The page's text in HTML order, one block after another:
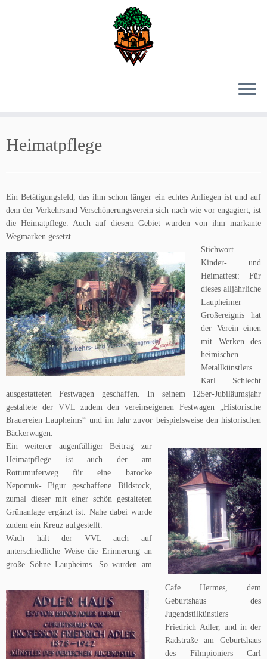
springen
Heimatpflege
Ein Betätigungsfeld, das ihm schon länger ein echtes Anliegen ist und auf
dem der Verkehrsund Verschönerungsverein sich nach wie vor engagiert, ist
die Heimatpflege. Auch auf diesem Gebiet wurden von ihm markante
Wegmarken gesetzt.
Stichwort
Kinder- und
Heimatfest: Für
dieses alljährliche
Laupheimer
Großereignis hat
der Verein einen
mit Werken des
heimischen
Metallkünstlers
Karl Schlecht
ausgestatteten Festwagen geschaffen. In seinem 125er-Jubiläumsjahr
gestaltete der VVL zudem den vereinseigenen Festwagen „Historische
Brauereien Laupheims“ und im Jahr zuvor beispielsweise den historischen
Bäckerwagen.
Ein weiterer augenfälliger Beitrag zur
Heimatpflege ist auch der am
Rottumuferweg für eine barocke
Nepomuk- Figur geschaffene Bildstock,
zumal dieser mit einer schön gestalteten
Grünanlage ergänzt ist. Nahe dabei wurde
zudem ein Kreuz aufgestellt.
Wach hält der VVL auch auf
unterschiedliche Weise die Erinnerung an
große Söhne Laupheims. So wurden am
Cafe Hermes, dem
Geburtshaus des
Jugendstilkünstlers
Friedrich Adler, und in der
Radstraße am Geburtshaus
des Filmpioniers Carl